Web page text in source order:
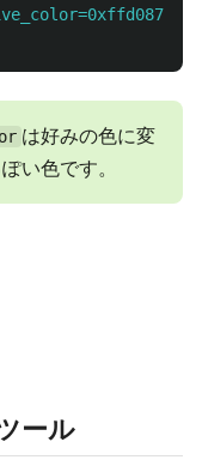
は好みの色に変
い色です。
ール